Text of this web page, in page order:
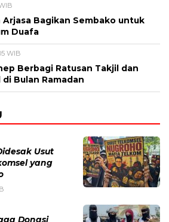
Arjasa Bagikan Sembako untuk
Duafa
WIB
Berbagi Ratusan Takjil dan
Bulan Ramadan
Usut
yang
Donasi